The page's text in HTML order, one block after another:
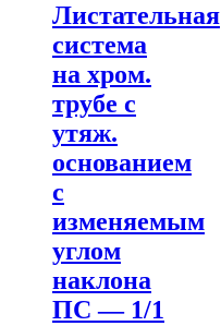
Листательная
система
на хром.
трубе с
утяж.
основанием
с
изменяемым
углом
наклона
ПС — 1/1